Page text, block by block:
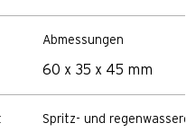
Abmessungen
60 x 35 x 45 mm
Spritz- und